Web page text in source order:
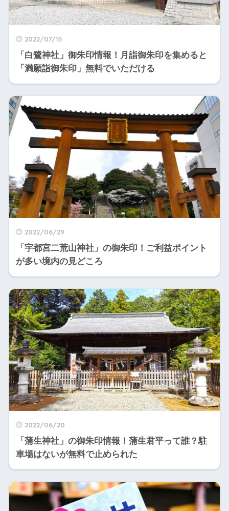
2022/07/15
「白鷺神社」御朱印情報！月詣御朱印を集めると
「満願詣御朱印」無料でいただける
2022/06/29
「宇都宮二荒山神社」の御朱印！ご利益ポイント
が多い境内の見どころ
2022/06/20
「蒲生神社」の御朱印情報！蒲生君平って誰？駐
車場はないが無料で止められた